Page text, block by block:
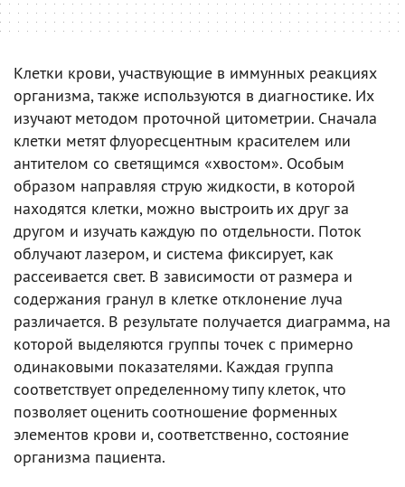
Клетки крови, участвующие в иммунных реакциях
организма, также используются в диагностике. Их
изучают методом проточной цитометрии. Сначала
клетки метят флуоресцентным красителем или
антителом со светящимся «хвостом». Особым
образом направляя струю жидкости, в которой
находятся клетки, можно выстроить их друг за
другом и изучать каждую по отдельности. Поток
облучают лазером, и система фиксирует, как
рассеивается свет. В зависимости от размера и
содержания гранул в клетке отклонение луча
различается. В результате получается диаграмма, на
которой выделяются группы точек с примерно
одинаковыми показателями. Каждая группа
соответствует определенному типу клеток, что
позволяет оценить соотношение форменных
элементов крови и, соответственно, состояние
организма пациента.